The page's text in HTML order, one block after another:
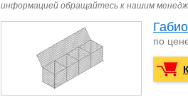
информацией обращайтесь к нашим
по